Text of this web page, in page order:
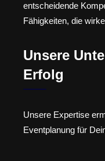
entscheidende
Fähigkeiten, die
Unsere
Erfolg
Unsere Expertise
Eventplanung für